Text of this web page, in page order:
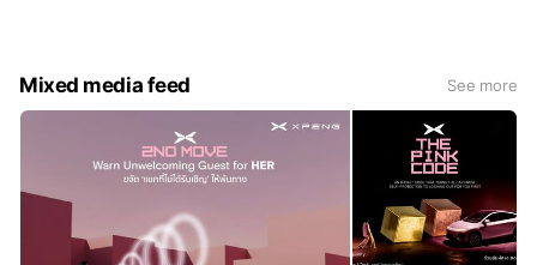
Mixed media feed See more